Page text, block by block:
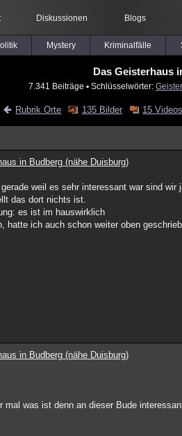
Diskussionen Blogs
Mystery Kriminalfälle
Das Geisterhaus
7.341 Beiträge ▪ Schlüsselwörter: Geister
Rubrik Orte 135 Bilder 15 Videos
in Budberg (nähe Duisburg)
weil es sehr interessant war sind wir
das dort nichts ist.
es ist im hauswirklich
hatte ich auch schon weiter oben
in Budberg (nähe Duisburg)
mal was ist denn an dieser Bude